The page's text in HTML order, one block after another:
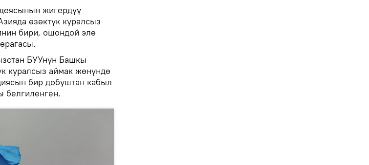
жигердүү
өзөктүк куралсыз
бири, ошондой эле
БУУнун Башкы
куралсыз аймак жөнүндө
бир добуштан кабыл
белгиленген.